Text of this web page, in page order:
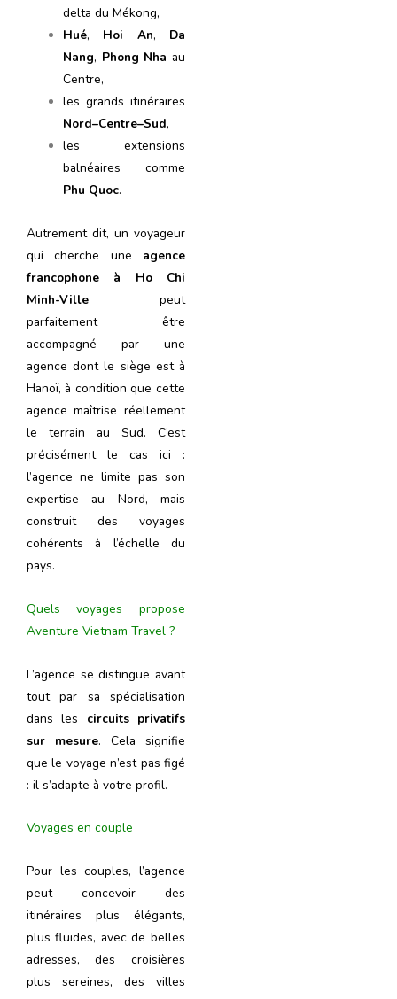
delta du Mékong,
Hué, Hoi An, Da
Nang, Phong Nha au
Centre,
les grands itinéraires
Nord–Centre–Sud,
les extensions
balnéaires comme
Phu Quoc.
Autrement dit, un voyageur
qui cherche une agence
francophone à Ho Chi
Minh-Ville peut
parfaitement être
accompagné par une
agence dont le siège est à
Hanoï, à condition que cette
agence maîtrise réellement
le terrain au Sud. C’est
précisément le cas ici :
l’agence ne limite pas son
expertise au Nord, mais
construit des voyages
cohérents à l’échelle du
pays.
Quels voyages propose
Aventure Vietnam Travel ?
L’agence se distingue avant
tout par sa spécialisation
dans les circuits privatifs
sur mesure. Cela signifie
que le voyage n’est pas figé
: il s’adapte à votre profil.
Voyages en couple
Pour les couples, l’agence
peut concevoir des
itinéraires plus élégants,
plus fluides, avec de belles
adresses, des croisières
plus sereines, des villes